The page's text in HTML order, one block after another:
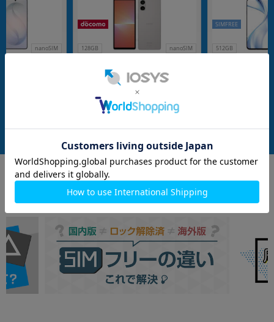
nanoSIM 128GB nanoSIM
【docomo版SIMフリー】
メーカー：SONY
発売日：2023/10
付属品: 本体のみ
在庫数：1
512GB
SIMFREE